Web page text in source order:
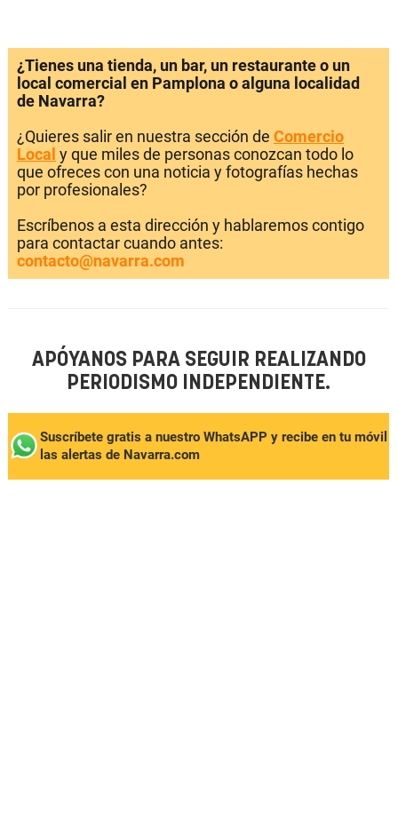
¿Tienes una tienda, un bar, un restaurante o un
local comercial en Pamplona o alguna localidad
de Navarra?
¿Quieres salir en nuestra sección de Comercio
Local y que miles de personas conozcan todo lo
que ofreces con una noticia y fotografías hechas
por profesionales?
Escríbenos a esta dirección y hablaremos contigo
para contactar cuando antes:
contacto@navarra.com
APÓYANOS PARA SEGUIR REALIZANDO
PERIODISMO INDEPENDIENTE.
Suscríbete gratis a nuestro WhatsAPP y recibe en tu móvil
las alertas de Navarra.com